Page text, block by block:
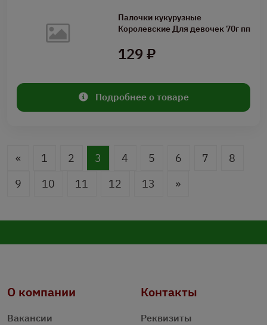
Палочки кукурузные
Королевские Для девочек 70г пп
129 ₽
Подробнее о товаре
« 1 2 3 4 5 6 7
8
9
10 11 12 13 »
О компании
Вакансии
Контакты
Реквизиты